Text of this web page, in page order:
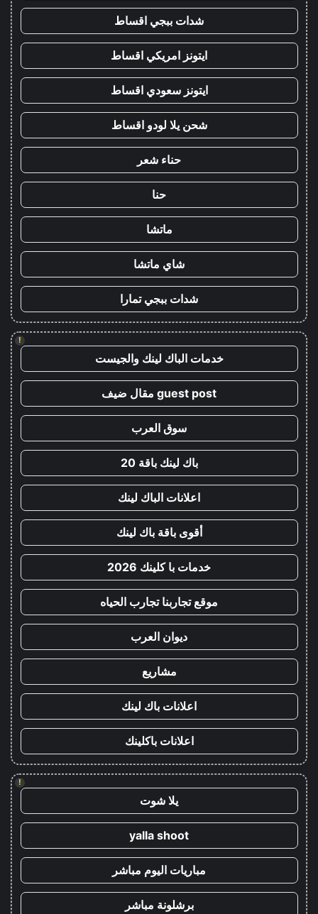
شدات ببجي اقساط
ايتونز امريكي اقساط
ايتونز سعودي اقساط
شحن يلا لودو اقساط
حناء شعر
حنا
ماتشا
شاي ماتشا
شدات ببجي تمارا
!
خدمات الباك لينك والجيست
guest post مقال ضيف
سوق العرب
باك لينك باقة 20
اعلانات الباك لينك
أقوى باقة باك لينك
خدمات با كلينك 2026
موقع تجاربنا تجارب الحياه
ديوان العرب
مشاريع
اعلانات باك لينك
اعلانات باكلينك
!
يلا شوت
yalla shoot
مباريات اليوم مباشر
برشلونة مباشر